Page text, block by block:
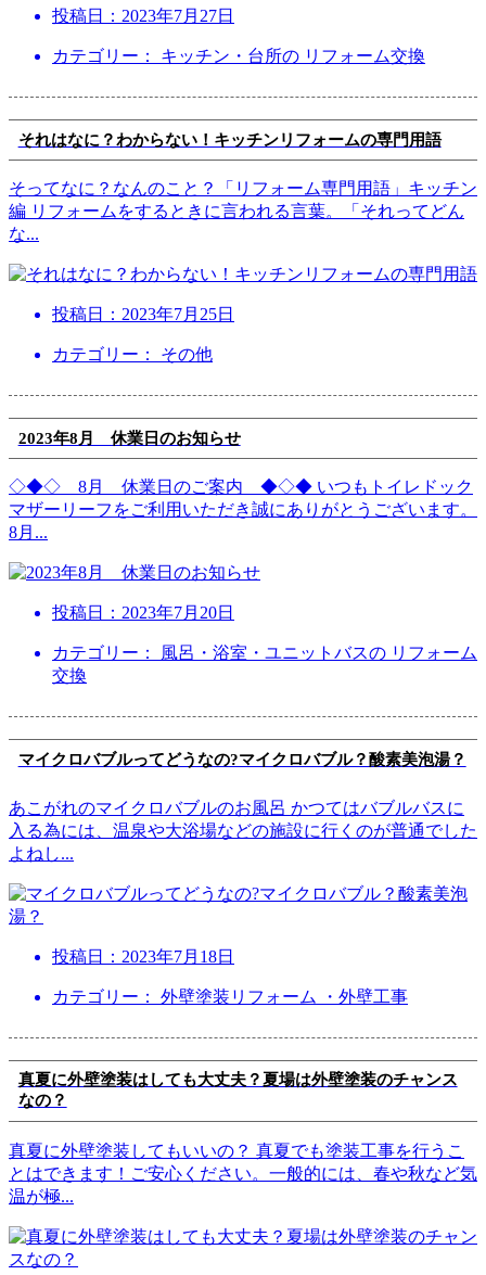
投稿日： 2023年7月27日
カテゴリー： キッチン・台所の リフォーム交換
それはなに？わからない！キッチンリフォームの専門用語
そってなに？なんのこと？「リフォーム専門用語」キッチン
編 リフォームをするときに言われる言葉。「それってどん
な...
投稿日： 2023年7月25日
カテゴリー： その他
2023年8月 休業日のお知らせ
◇◆◇ 8月 休業日のご案内 ◆◇◆ いつもトイレドック
マザーリーフをご利用いただき誠にありがとうございます。
8月 ...
投稿日： 2023年7月20日
カテゴリー： 風呂・浴室・ユニットバスの リフォーム
交換
マイクロバブルってどうなの?マイクロバブル？酸素美泡湯？
あこがれのマイクロバブルのお風呂 かつてはバブルバスに
入る為には、温泉や大浴場などの施設に行くのが普通でした
よねし...
投稿日： 2023年7月18日
カテゴリー： 外壁塗装リフォーム ・外壁工事
真夏に外壁塗装はしても大丈夫？夏場は外壁塗装のチャンス
なの？
真夏に外壁塗装してもいいの？ 真夏でも塗装工事を行うこ
とはできます！ご安心ください。一般的には、春や秋など気
温が極...